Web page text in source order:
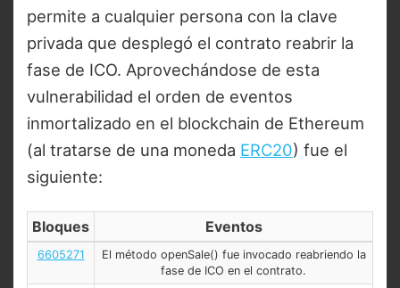
permite a cualquier persona con la clave
privada que desplegó el contrato reabrir la
fase de ICO. Aprovechándose de esta
vulnerabilidad el orden de eventos
inmortalizado en el blockchain de Ethereum
(al tratarse de una moneda ERC20) fue el
siguiente:
Bloques Eventos
6605271
El método openSale() fue invocado reabriendo la
fase de ICO en el contrato.